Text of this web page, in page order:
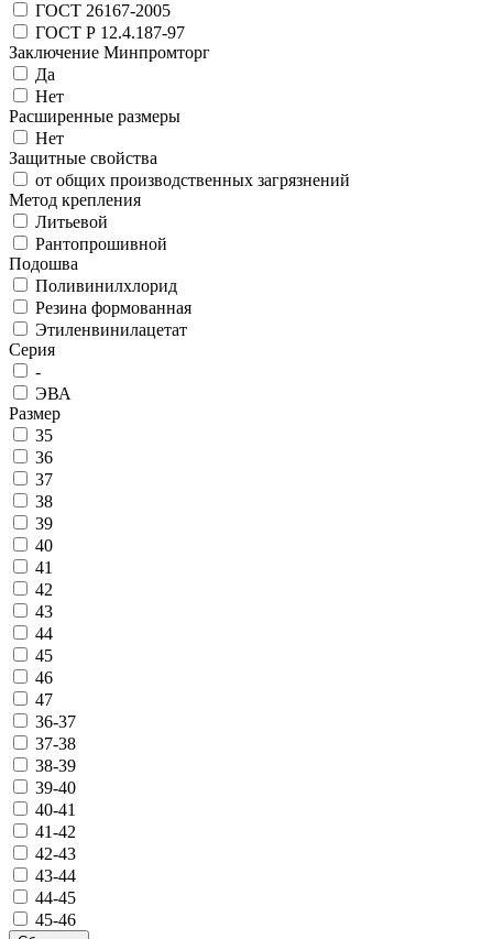
ГОСТ 26167-2005
ГОСТ Р 12.4.187-97
Заключение Минпромторг
Да
Нет
Расширенные размеры
Нет
Защитные свойства
от общих производственных загрязнений
Метод крепления
Литьевой
Рантопрошивной
Подошва
Поливинилхлорид
Резина формованная
Этиленвинилацетат
Серия
-
ЭВА
Размер
35
36
37
38
39
40
41
42
43
44
45
46
47
36-37
37-38
38-39
39-40
40-41
41-42
42-43
43-44
44-45
45-46